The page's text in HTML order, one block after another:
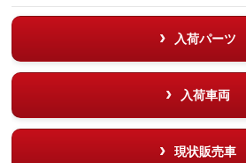
入荷パーツ
入荷車両
現状販売車